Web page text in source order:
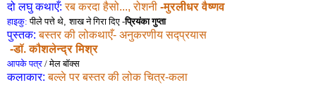
दो लघु कथाएँ: रब करदा हैसो..., रोशनी -मुरलीधर वैष्णव
हाइकु: पीले पत्ते थे,शाख ने गिरा दिए -प्रियंका गुप्ता
पुस्तक: बस्तर की लोकथाएँ- अनुकरणीय सद्प्रयास
-डॉ. कौशलेन्द्र मिश्र
आपके पत्र / मेल बॉक्स
कलाकार: बल्ले पर बस्तर की लोक चित्र-कला